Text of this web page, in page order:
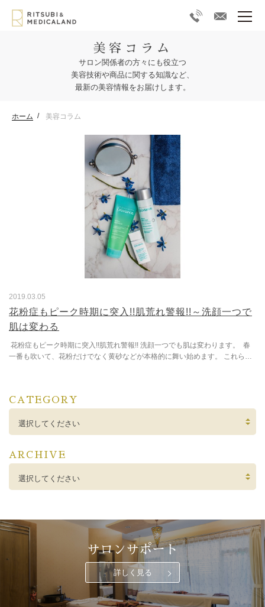
美容コラム
サロン関係者の方々にも役立つ
美容技術や商品に関する知識など、
最新の美容情報をお届けします。
ホーム 美容コラム
2019.03.05
花粉症もピーク時期に突入!!肌荒れ警報!!～洗顔一つで
肌は変わる
花粉症もピーク時期に突入!!肌荒れ警報!! 洗顔一つでも肌は変わります。 春
一番も吹いて、花粉だけでなく黄砂などが本格的に舞い始めます。 これらの
CATEGORY
選択してください
ARCHIVE
選択してください
サロンサポート
詳しく見る